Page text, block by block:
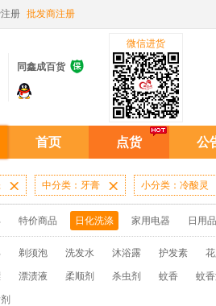
册 批发商注册
同鑫成百货 
微信进货
首页 点货 公
 中分类：牙膏  小分类：冷酸灵
特价商品 日化洗涤 家用电器 日用品
剃须泡 洗发水 沐浴露 护发素
漂渍液 柔顺剂 杀虫剂 蚊香 蚊